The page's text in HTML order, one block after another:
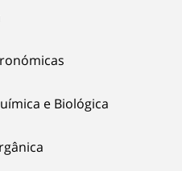
e Biológica